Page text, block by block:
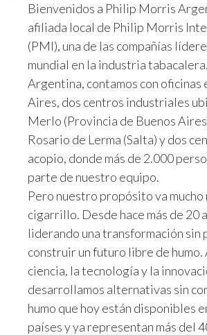
Bienvenidos a Philip Morris
afiliada local de Philip Morris
(PMI), una de las compañías
mundial en la industria
Argentina, contamos con oficinas
Aires, dos centros industriales
Merlo (Provincia de Buenos
Rosario de Lerma (Salta) y dos
acopio, donde más de 2.000
parte de nuestro equipo.
Pero nuestro propósito va mucho
cigarrillo. Desde hace más de 20
liderando una transformación sin
construir un futuro libre de humo.
ciencia, la tecnología y la
desarrollamos alternativas sin
humo que hoy están disponibles
países y ya representan más del